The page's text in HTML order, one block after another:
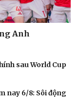
Anh
sau World Cup
nay 6/8: Sôi động